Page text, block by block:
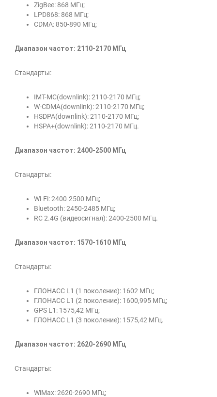
ZigBee: 868 МГц;
LPD868: 868 МГц;
CDMA: 850-890 МГц;
Диапазон частот: 2110-2170 МГц
Стандарты:
IMT-MC(downlink): 2110-2170 МГц;
W-CDMA(downlink): 2110-2170 МГц;
HSDPA(downlink): 2110-2170 МГц;
HSPA+(downlink): 2110-2170 МГц.
Диапазон частот: 2400-2500 МГц
Стандарты:
Wi-Fi: 2400-2500 МГц;
Bluetooth: 2450-2485 МГц;
RC 2.4G (видеосигнал): 2400-2500 МГц.
Диапазон частот: 1570-1610 МГц
Стандарты:
ГЛОНАСС L1 (1 поколение): 1602 МГц;
ГЛОНАСС L1 (2 поколение): 1600,995 МГц;
GPS L1: 1575,42 МГц;
ГЛОНАСС L1 (3 поколение): 1575,42 МГц.
Диапазон частот: 2620-2690 МГц
Стандарты:
WiMax: 2620-2690 МГц;